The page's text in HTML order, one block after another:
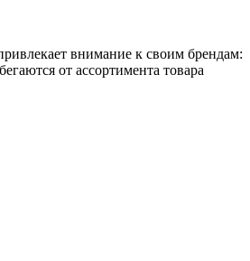
внимание к своим брендам:
от ассортимента товара